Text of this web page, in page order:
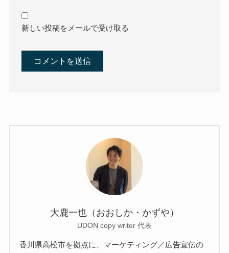
新しい投稿をメールで受け取る
大鹿一也（おおしか・かずや）
UDON copy writer 代表
香川県高松市を拠点に、マーケティング／広告宣伝の